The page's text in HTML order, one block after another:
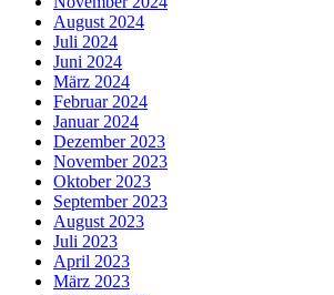
August 2024
Juli 2024
Juni 2024
März 2024
Februar 2024
Januar 2024
Dezember 2023
November 2023
Oktober 2023
September 2023
August 2023
Juli 2023
April 2023
März 2023